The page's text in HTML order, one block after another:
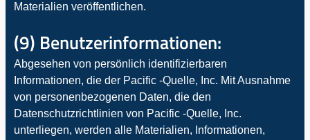
Materialien veröffentlichen.
(9) Benutzerinformationen:
Abgesehen von persönlich identifizierbaren
Informationen, die der Pacific -Quelle, Inc. Mit Ausnahme
von personenbezogenen Daten, die den
Datenschutzrichtlinien von Pacific -Quelle, Inc.
unterliegen, werden alle Materialien, Informationen,